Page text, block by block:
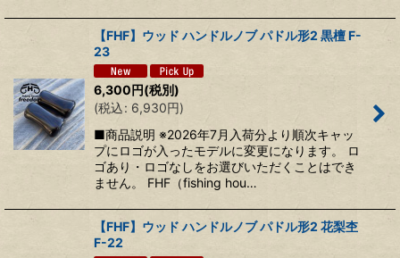
【FHF】ウッド ハンドルノブ パドル形2 黒檀 F-
23
6,300円(税別)
(税込: 6,930円)
■商品説明 ※2026年7月入荷分より順次キャッ
プにロゴが入ったモデルに変更になります。 ロ
ゴあり・ロゴなしをお選びいただくことはでき
ません。 FHF（fishing hou…
【FHF】ウッド ハンドルノブ パドル形2 花梨杢
F-22